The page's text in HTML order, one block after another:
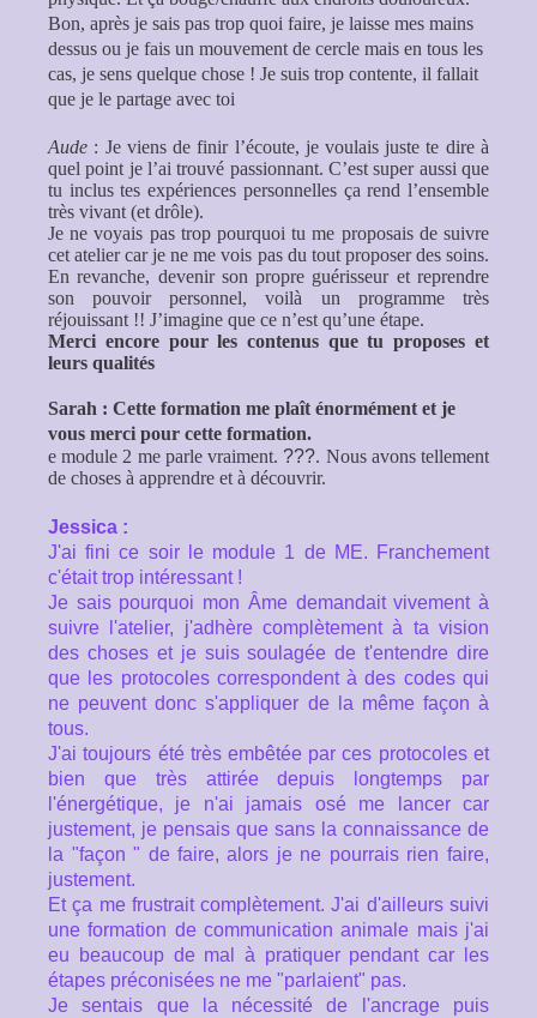
Bon, après je sais pas trop quoi faire, je laisse mes mains
dessus ou je fais un mouvement de cercle mais en tous les
cas, je sens quelque chose ! Je suis trop contente, il fallait
que je le partage avec toi
Aude : Je viens de finir l’écoute, je voulais juste te dire à
quel point je l’ai trouvé passionnant. C’est super aussi que
tu inclus tes expériences personnelles ça rend l’ensemble
très vivant (et drôle).
Je ne voyais pas trop pourquoi tu me proposais de suivre
cet atelier car je ne me vois pas du tout proposer des soins.
En revanche, devenir son propre guérisseur et reprendre
son pouvoir personnel, voilà un programme très
réjouissant !! J’imagine que ce n’est qu’une étape.
Merci encore pour les contenus que tu proposes et
leurs qualités
Sarah : Cette formation me plaît énormément et je
vous merci pour cette formation.
e module 2 me parle vraiment. ???. Nous avons tellement
de choses à apprendre et à découvrir.
Jessica :
J'ai fini ce soir le module 1 de ME. Franchement
c'était trop intéressant !
Je sais pourquoi mon Âme demandait vivement à
suivre l'atelier, j'adhère complètement à ta vision
des choses et je suis soulagée de t'entendre dire
que les protocoles correspondent à des codes qui
ne peuvent donc s'appliquer de la même façon à
tous.
J'ai toujours été très embêtée par ces protocoles et
bien que très attirée depuis longtemps par
l'énergétique, je n'ai jamais osé me lancer car
justement, je pensais que sans la connaissance de
la "façon " de faire, alors je ne pourrais rien faire,
justement.
Et ça me frustrait complètement. J'ai d'ailleurs suivi
une formation de communication animale mais j'ai
eu beaucoup de mal à pratiquer pendant car les
étapes préconisées ne me "parlaient" pas.
Je sentais que la nécessité de l'ancrage puis